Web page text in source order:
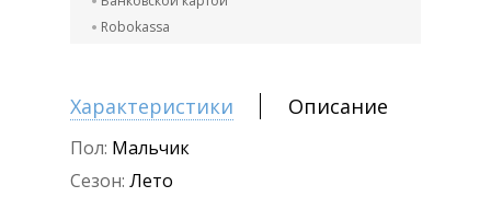
Robokassa
Характеристики Описание
Пол: Мальчик
Сезон: Лето